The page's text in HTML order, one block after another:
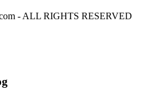
- ALL RIGHTS RESERVED